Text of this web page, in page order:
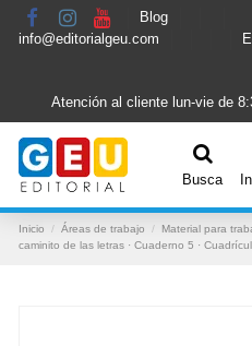
Blog
info@editorialgeu.com
Atención al cliente lun-vie de
Busca
Inicio Áreas de trabajo Material para
caminito de las letras · Cuaderno 5 ·